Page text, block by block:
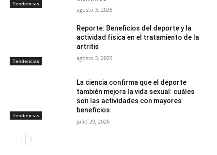
Tendencias
agosto 3, 2026
Tendencias
Reporte: Beneficios del deporte y la
actividad física en el tratamiento de la
artritis
agosto 3, 2026
Tendencias
La ciencia confirma que el deporte
también mejora la vida sexual: cuáles
son las actividades con mayores
beneficios
julio 29, 2026